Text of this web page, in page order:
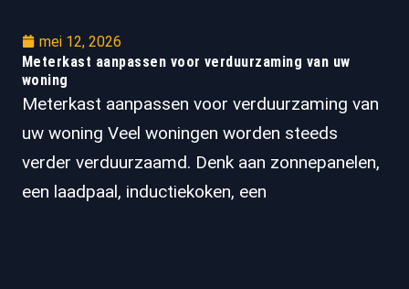
mei 12, 2026
Meterkast aanpassen voor verduurzaming van uw
woning
Meterkast aanpassen voor verduurzaming van
uw woning Veel woningen worden steeds
verder verduurzaamd. Denk aan zonnepanelen,
een laadpaal, inductiekoken, een